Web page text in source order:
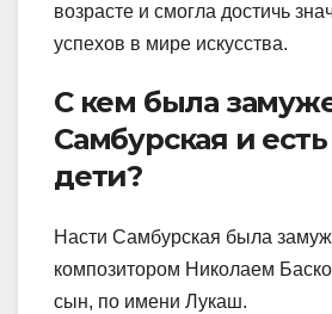
возрасте и смогла достичь
успехов в мире искусства.
С кем была
Самбурская и
дети?
Насти Самбурская была
композитором Николаем
сын, по имени Лукаш.